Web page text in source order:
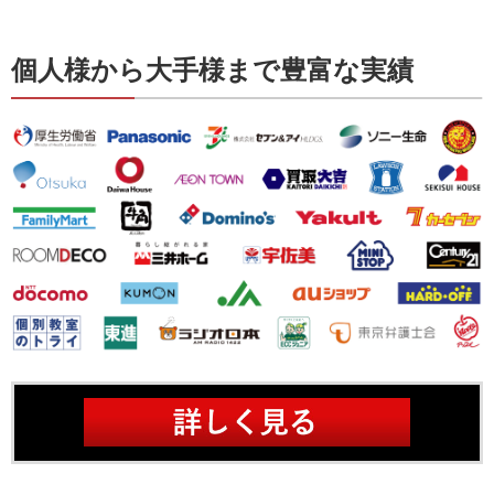
個人様から大手様まで豊富な実績